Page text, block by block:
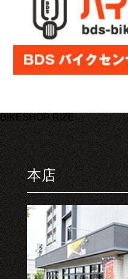
BIKESHOP RIZE
本店